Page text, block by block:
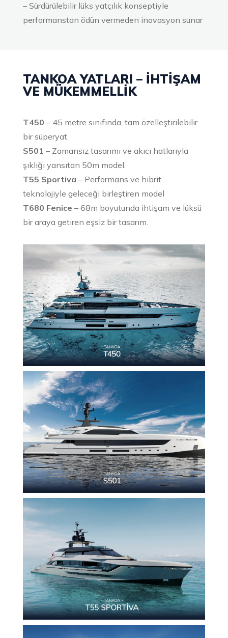
– Sürdürülebilir lüks yatçılık konseptiyle
performanstan ödün vermeden inovasyon sunar
TANKOA YATLARI – İHTIŞAM
VE MÜKEMMELLIK
T450 – 45 metre sınıfında, tam özelleştirilebilir
bir süperyat.
S501 – Zamansız tasarımı ve akıcı hatlarıyla
şıklığı yansıtan 50m model.
T55 Sportiva – Performans ve hibrit
teknolojiyle geleceği birleştiren model
T680 Fenice – 68m boyutunda ihtişam ve lüksü
bir araya getiren eşsiz bir tasarım.